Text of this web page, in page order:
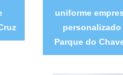
uniforme
personalizado
Parque do